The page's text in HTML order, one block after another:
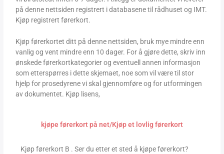
på denne nettsiden registrert i databasene til rådhuset og IMT.
Kjøp registrert førerkort.
Kjøp førerkortet ditt på denne nettsiden, bruk mye mindre enn
vanlig og vent mindre enn 10 dager. For å gjøre dette, skriv inn
ønskede førerkortkategorier og eventuell annen informasjon
som etterspørres i dette skjemaet, noe som vil være til stor
hjelp for prosedyrene vi skal gjennomføre og for utformingen
av dokumentet. Kjøp lisens,
kjøpe førerkort på net/Kjøp et lovlig førerkort
Kjøp førerkort B . Ser du etter et sted å kjøpe førerkort?